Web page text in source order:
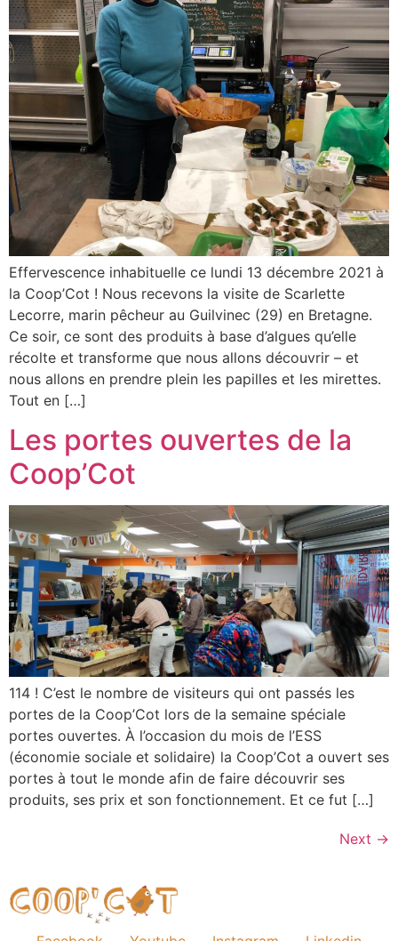
Effervescence inhabituelle ce lundi 13 décembre 2021 à
la Coop’Cot ! Nous recevons la visite de Scarlette
Lecorre, marin pêcheur au Guilvinec (29) en Bretagne.
Ce soir, ce sont des produits à base d’algues qu’elle
récolte et transforme que nous allons découvrir – et
nous allons en prendre plein les papilles et les mirettes.
Tout en […]
Les portes ouvertes de la
Coop’Cot
114 ! C’est le nombre de visiteurs qui ont passés les
portes de la Coop’Cot lors de la semaine spéciale
portes ouvertes. À l’occasion du mois de l’ESS
(économie sociale et solidaire) la Coop’Cot a ouvert ses
portes à tout le monde afin de faire découvrir ses
produits, ses prix et son fonctionnement. Et ce fut […]
Next →